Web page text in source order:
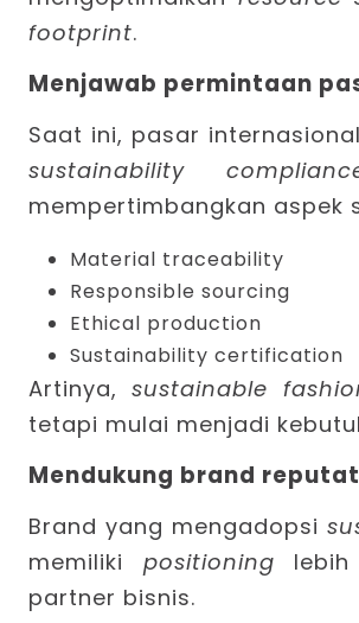
footprint.
Menjawab permintaan
Saat ini, pasar
sustainability
mempertimbangkan aspek
Material traceability
Responsible sourcing
Ethical production
Sustainability certification
Artinya, sustainable
tetapi mulai menjadi
Mendukung brand
Brand yang mengadopsi
memiliki positioning
partner bisnis.